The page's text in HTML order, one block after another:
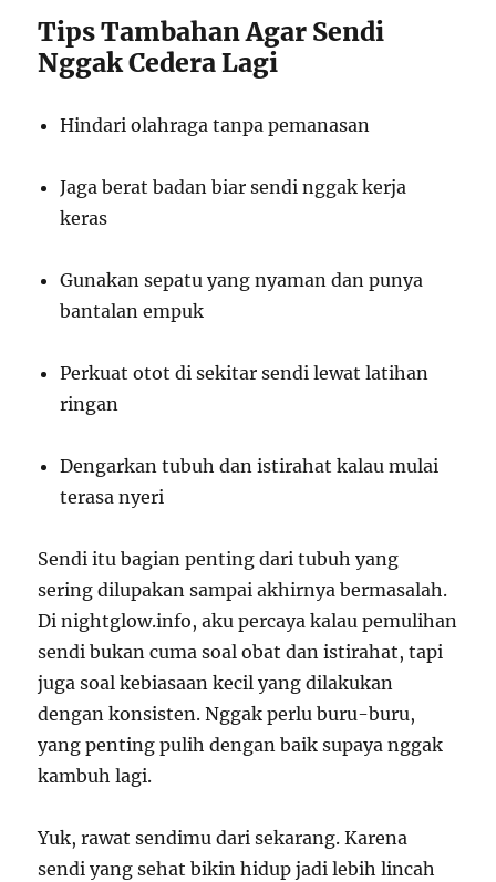
Tips Tambahan Agar Sendi
Nggak Cedera Lagi
Hindari olahraga tanpa pemanasan
Jaga berat badan biar sendi nggak kerja
keras
Gunakan sepatu yang nyaman dan punya
bantalan empuk
Perkuat otot di sekitar sendi lewat latihan
ringan
Dengarkan tubuh dan istirahat kalau mulai
terasa nyeri
Sendi itu bagian penting dari tubuh yang
sering dilupakan sampai akhirnya bermasalah.
Di nightglow.info, aku percaya kalau pemulihan
sendi bukan cuma soal obat dan istirahat, tapi
juga soal kebiasaan kecil yang dilakukan
dengan konsisten. Nggak perlu buru-buru,
yang penting pulih dengan baik supaya nggak
kambuh lagi.
Yuk, rawat sendimu dari sekarang. Karena
sendi yang sehat bikin hidup jadi lebih lincah